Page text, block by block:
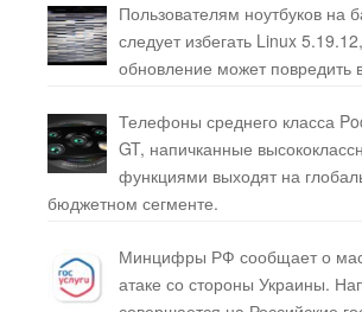
Пользователям ноутбуков на
следует избегать Linux
обновление может повредить
Телефоны среднего класса
GT, напичканные
функциями выходят на
бюджетном сегменте.
Минцифры РФ сообщает о
атаке со стороны Украины.